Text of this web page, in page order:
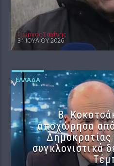
Γιώργος Σαχίνης
31 ΙΟΥΛΊΟΥ 2026
ΕΛΛΆΔΑ
Β.
αποχώρησα
Δημοκρατίας
συγκλονιστικά